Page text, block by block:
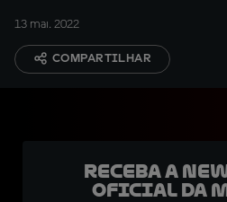
13 mai. 2022
COMPARTILHAR
Receba a
oficial da